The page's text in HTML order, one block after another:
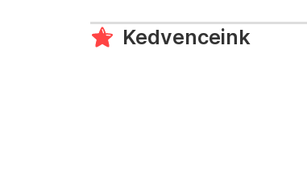
Kedvenceink